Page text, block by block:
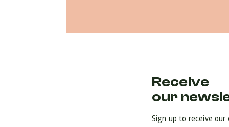
Receive
our
Sign up to receive